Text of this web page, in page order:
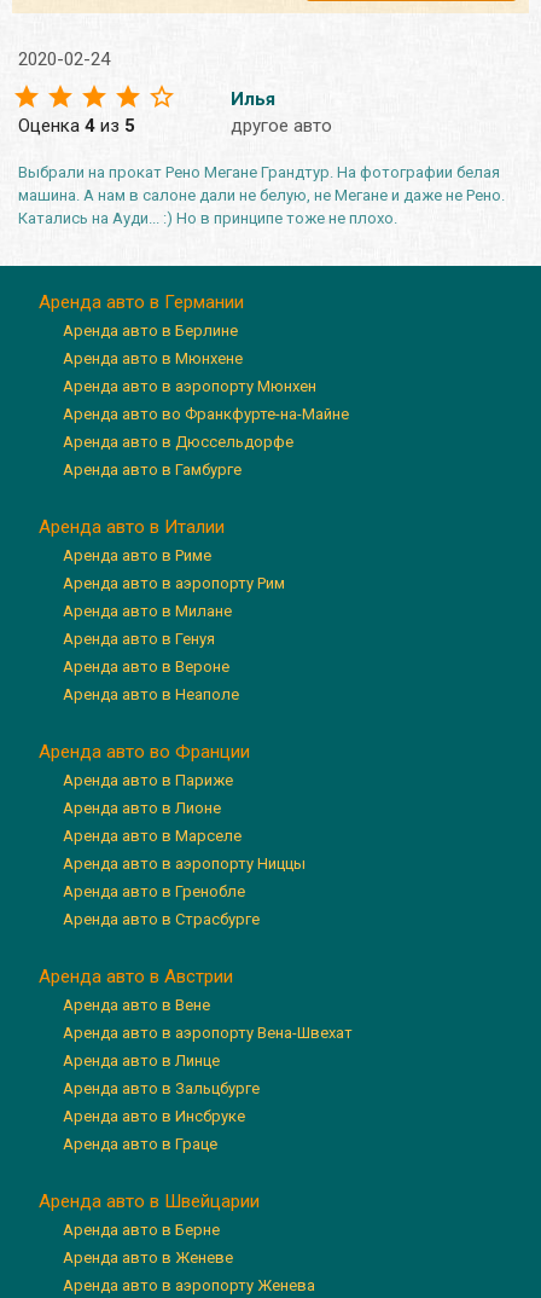
2020-02-24
Оценка 4 из 5
Илья
другое авто
Выбрали на прокат Рено Мегане Грандтур. На фотографии белая
машина. А нам в салоне дали не белую, не Мегане и даже не Рено.
Катались на Ауди... :) Но в принципе тоже не плохо.
Аренда авто в Германии
Аренда авто в Берлине
Аренда авто в Мюнхене
Аренда авто в аэропорту Мюнхен
Аренда авто во Франкфурте-на-Майне
Аренда авто в Дюссельдорфе
Аренда авто в Гамбурге
Аренда авто в Италии
Аренда авто в Риме
Аренда авто в аэропорту Рим
Аренда авто в Милане
Аренда авто в Генуя
Аренда авто в Вероне
Аренда авто в Неаполе
Аренда авто во Франции
Аренда авто в Париже
Аренда авто в Лионе
Аренда авто в Марселе
Аренда авто в аэропорту Ниццы
Аренда авто в Гренобле
Аренда авто в Страсбурге
Аренда авто в Австрии
Аренда авто в Вене
Аренда авто в аэропорту Вена-Швехат
Аренда авто в Линце
Аренда авто в Зальцбурге
Аренда авто в Инсбруке
Аренда авто в Граце
Аренда авто в Швейцарии
Аренда авто в Берне
Аренда авто в Женеве
Аренда авто в аэропорту Женева